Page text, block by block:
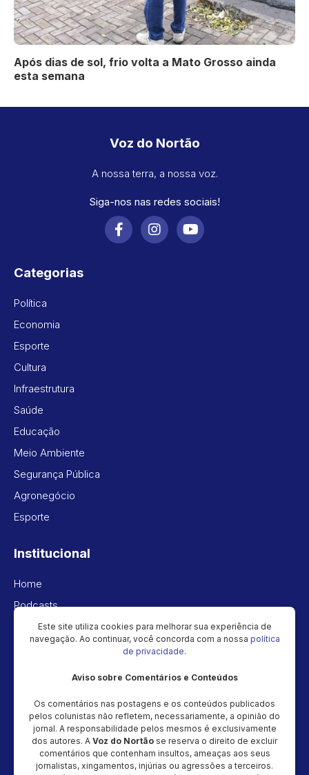
Após dias de sol, frio volta a Mato Grosso ainda
esta semana
Voz do Nortão
A nossa terra, a nossa voz.
Siga-nos nas redes sociais!
Categorias
Política
Economia
Esporte
Cultura
Infraestrutura
Saúde
Educação
Meio Ambiente
Segurança Pública
Agronegócio
Esporte
Institucional
Home
Podcasts
Vídeos
Política de privacidade
Newsletter
Cadastre seu e-mail e receba as novidades!
Este site utiliza cookies para melhorar sua experiência de
navegação. Ao continuar, você concorda com a nossa política
de privacidade.
Aviso sobre Comentários e Conteúdos
Os comentários nas postagens e os conteúdos publicados
pelos colunistas não refletem, necessariamente, a opinião do
jornal. A responsabilidade pelos mesmos é exclusivamente
dos autores. A Voz do Nortão se reserva o direito de excluir
comentários que contenham insultos, ameaças aos seus
jornalistas, xingamentos, injúrias ou agressões a terceiros.